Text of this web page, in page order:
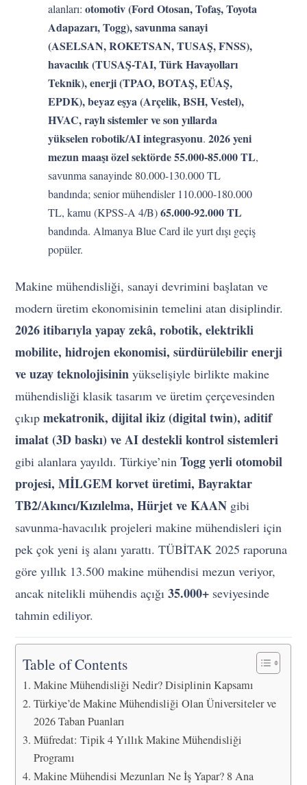
alanları:otomotiv (Ford Otosan, Tofaş, Toyota
Adapazarı, Togg), savunma sanayi
(ASELSAN, ROKETSAN, TUSAŞ, FNSS),
havacılık (TUSAŞ-TAI, Türk Havayolları
Teknik), enerji (TPAO, BOTAŞ, EÜAŞ,
EPDK), beyaz eşya (Arçelik, BSH, Vestel),
HVAC, raylı sistemler ve son yıllarda
yükselen robotik/AI integrasyonu.2026 yeni
mezun maaşı özel sektörde 55.000-85.000 TL,
savunma sanayinde 80.000-130.000 TL
bandında; senior mühendisler 110.000-180.000
TL, kamu (KPSS-A 4/B)65.000-92.000 TL
bandında. Almanya Blue Card ile yurt dışı geçiş
popüler.
Makine mühendisliği, sanayi devrimini başlatan ve
modern üretim ekonomisinin temelini atan disiplindir.
2026 itibarıyla yapay zekâ, robotik, elektrikli
mobilite, hidrojen ekonomisi, sürdürülebilir enerji
ve uzay teknolojisinin yükselişiyle birlikte makine
mühendisliği klasik tasarım ve üretim çerçevesinden
çıkıpmekatronik, dijital ikiz (digital twin), aditif
imalat (3D baskı) ve AI destekli kontrol sistemleri
gibi alanlara yayıldı. Türkiye’ninTogg yerli otomobil
projesi, MİLGEM korvet üretimi, Bayraktar
TB2/Akıncı/Kızılelma, Hürjet ve KAAN gibi
savunma-havacılık projeleri makine mühendisleri için
pek çok yeni iş alanı yarattı. TÜBİTAK 2025 raporuna
göre yıllık 13.500 makine mühendisi mezun veriyor,
ancak nitelikli mühendis açığı35.000+ seviyesinde
tahmin ediliyor.
Table of Contents
Makine Mühendisliği Nedir? Disiplinin Kapsamı
Türkiye’de Makine Mühendisliği Olan Üniversiteler ve
2026 Taban Puanları
Müfredat: Tipik 4 Yıllık Makine Mühendisliği
Programı
Makine Mühendisi Mezunları Ne İş Yapar? 8 Ana